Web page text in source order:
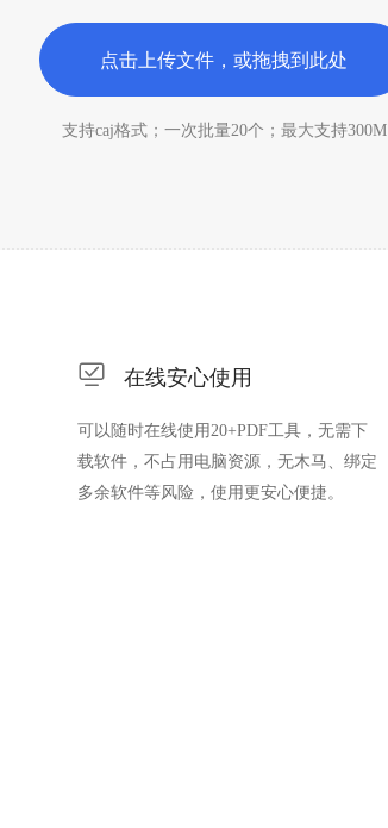
点击上传文件，或拖拽到此处
支持caj格式；一次批量20个；最大支持300M
 在线安心使用
可以随时在线使用20+PDF工具，无需下
载软件，不占用电脑资源，无木马、绑定
多余软件等风险，使用更安心便捷。